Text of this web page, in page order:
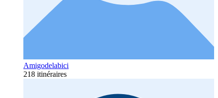
Amigodelabici
218 itinéraires